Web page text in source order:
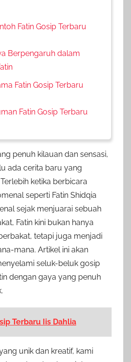
Fatin Gosip Terbaru
Berpengaruh dalam
Fatin Gosip Terbaru
Fatin Gosip Terbaru
penuh kilauan dan sensasi,
ada cerita baru yang
ketika berbicara
seperti Fatin Shidqia
sejak menjuarai sebuah
Fatin kini bukan hanya
tetapi juga menjadi
mana. Artikel ini akan
seluk-beluk gosip
dengan gaya yang penuh
Terbaru Iis Dahlia
unik dan kreatif, kami